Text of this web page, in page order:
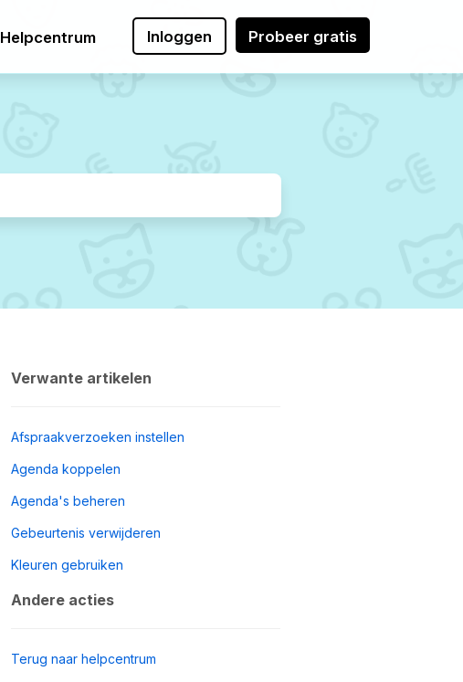
Helpcentrum Inloggen Probeer gratis
Verwante artikelen
Afspraakverzoeken instellen
Agenda koppelen
Agenda's beheren
Gebeurtenis verwijderen
Kleuren gebruiken
Andere acties
Terug naar helpcentrum